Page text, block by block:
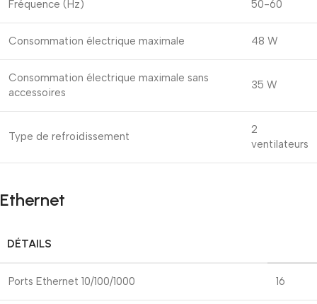
Fréquence (Hz) 50-60
Consommation électrique maximale 48 W
Consommation électrique maximale sans
accessoires
35 W
Type de refroidissement
2
ventilateurs
Ethernet
DÉTAILS
Ports Ethernet 10/100/1000 16